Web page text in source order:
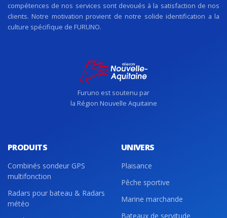
compétences de nos services sont devoués à la satisfaction de nos
clients. Notre motivation provient de notre solide identification a la
culture spécifique de FURUNO.
Furuno est soutenu par
la Région Nouvelle Aquitaine
PRODUITS
Combinés sondeur GPS
multifonction
Radars pour bateau & Radars
météo
UNIVERS
Plaisance
Pêche sportive
Marine marchande
Bateaux de servitude